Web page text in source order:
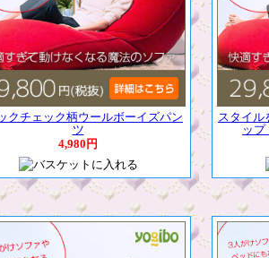
クチェック柄ウールボーイズパン
ツ
4,980円
スタイル
ップ